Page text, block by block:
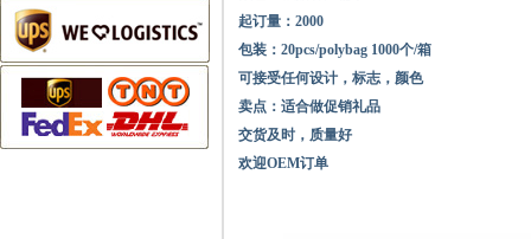
起订量：2000
包装：20pcs/polybag 1000个/箱
可接受任何设计，标志，颜色
卖点：适合做促销礼品
交货及时，质量好
欢迎OEM订单